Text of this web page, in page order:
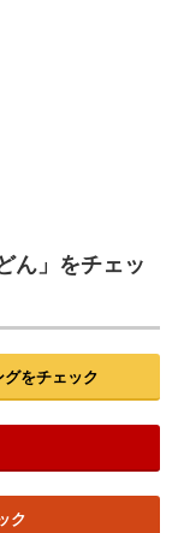
ん」をチェッ
をチェック
ク